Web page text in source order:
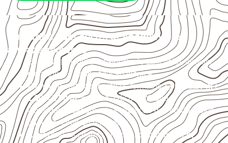
Cuidados com corte, acabamento e
armazenamento
Escolha a medida considerando aplicação, apoios,
montagem e especificação técnica.
Planeje o corte conforme os formatos1,60 × 2,20 m e
1,60 × 2,50 m, sujeitos à disponibilidade.
Considere acabamento e proteção das bordas após
qualquer corte ou usinagem.
Armazene as chapas em local coberto, seco,